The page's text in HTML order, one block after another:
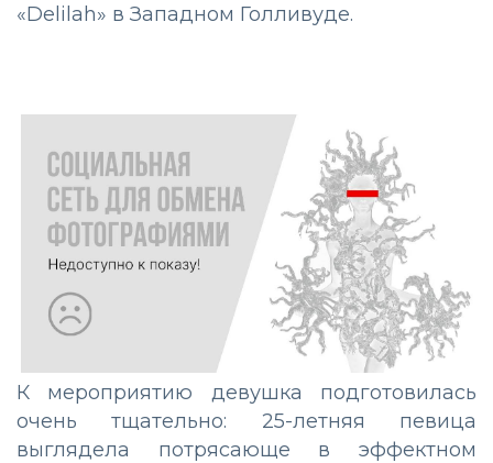
«Delilah» в Западном Голливуде.
К мероприятию девушка подготовилась
очень тщательно: 25-летняя певица
выглядела потрясающе в эффектном